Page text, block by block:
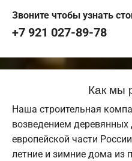
Звоните чтобы узнать
+7 921 027-89-78
Как мы
Наша строительная
возведением
европейской части
летние и зимние дома из